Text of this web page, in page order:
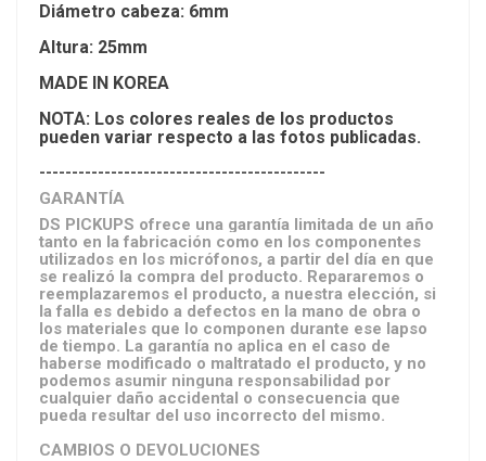
Diámetro cabeza: 6mm
Altura: 25mm
MADE IN KOREA
NOTA: Los colores reales de los productos
pueden variar respecto a las fotos publicadas.
--------------------------------------------
GARANTÍA
DS PICKUPS ofrece una garantía limitada de un año
tanto en la fabricación como en los componentes
utilizados en los micrófonos, a partir del día en que
se realizó la compra del producto. Repararemos o
reemplazaremos el producto, a nuestra elección, si
la falla es debido a defectos en la mano de obra o
los materiales que lo componen durante ese lapso
de tiempo. La garantía no aplica en el caso de
haberse modificado o maltratado el producto, y no
podemos asumir ninguna responsabilidad por
cualquier daño accidental o consecuencia que
pueda resultar del uso incorrecto del mismo.
CAMBIOS O DEVOLUCIONES